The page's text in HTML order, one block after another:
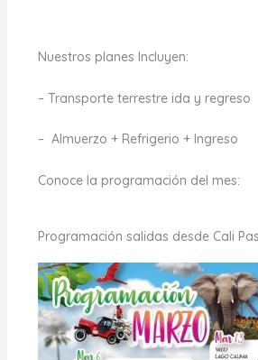
Nuestros planes Incluyen:
– Transporte terrestre ida y regreso
– Almuerzo + Refrigerio + Ingreso
Conoce la programación del mes:
Programación salidas desde Cali